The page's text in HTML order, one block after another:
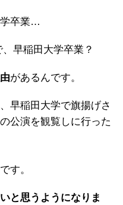
卒業…
早稲田大学卒業？
があるんです。
早稲田大学で旗揚げさ
公演を観覧しに行った
す。
と思うようになりま